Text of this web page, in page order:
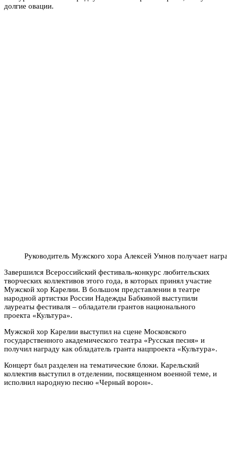
долгие овации.
Руководитель Мужского хора Алексей Умнов получает
Завершился Всероссийский фестиваль-конкурс любительских
творческих коллективов этого года, в которых принял участие
Мужской хор Карелии. В большом представлении в театре
народной артистки России Надежды Бабкиной выступили
лауреаты фестиваля – обладатели грантов национального
проекта «Культура».
Мужской хор Карелии выступил на сцене Московского
государственного академического театра «Русская песня» и
получил награду как обладатель гранта нацпроекта «Культура».
Концерт был разделен на тематические блоки. Карельский
коллектив выступил в отделении, посвященном военной теме, и
исполнил народную песню «Черный ворон».